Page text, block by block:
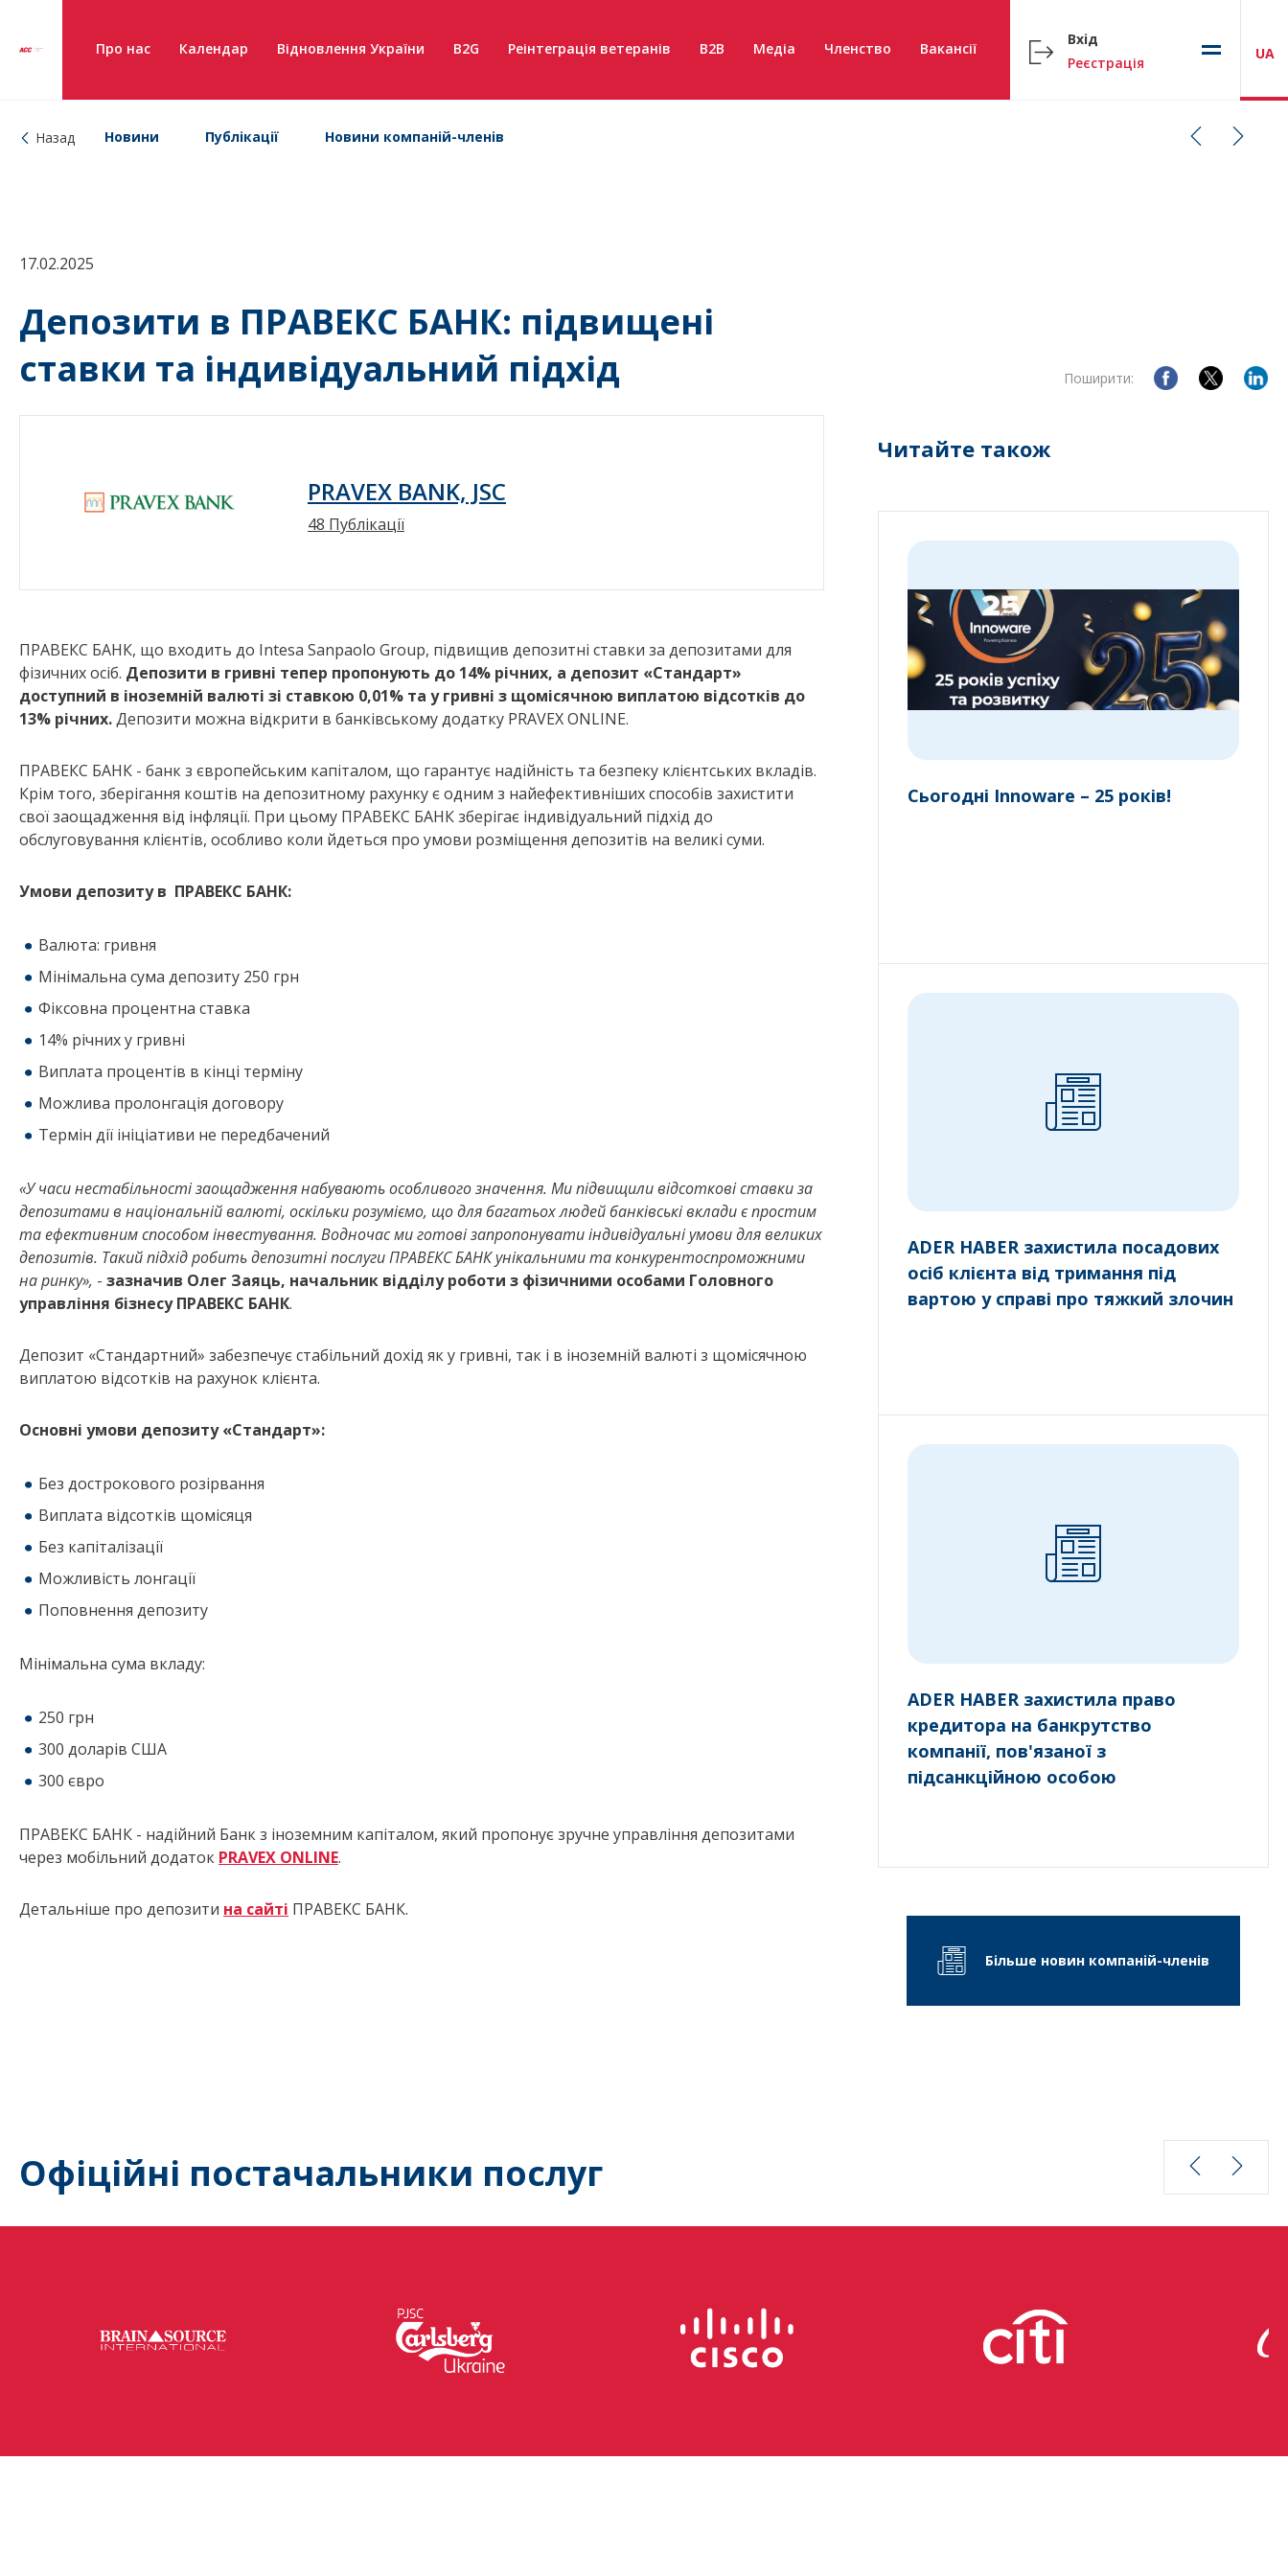
Про нас Календар Відновлення України B2G Реінтеграція ветеранів B2B Медіа Членство Вакансії
Вхід
Реєстрація
UA
Назад Новини Публікації Новини компаній-членів
17.02.2025
Депозити в ПРАВЕКС БАНК: підвищені
ставки та індивідуальний підхід
Поширити:
PRAVEX BANK, JSC
48 Публікації
ПРАВЕКС БАНК, що входить до Intesa Sanpaolo Group, підвищив депозитні ставки за депозитами для
фізичних осіб. Депозити в гривні тепер пропонують до 14% річних, а депозит «Стандарт»
доступний в іноземній валюті зі ставкою 0,01% та у гривні з щомісячною виплатою відсотків до
13% річних.Депозити можна відкрити в банківському додатку PRAVEX ONLINE.
ПРАВЕКС БАНК - банк з європейським капіталом, що гарантує надійність та безпеку клієнтських вкладів.
Крім того, зберігання коштів на депозитному рахунку є одним з найефективніших способів захистити
свої заощадження від інфляції. При цьому ПРАВЕКС БАНК зберігає індивідуальний підхід до
обслуговування клієнтів, особливо коли йдеться про умови розміщення депозитів на великі суми.
Умови депозиту в ПРАВЕКС БАНК:
Валюта: гривня
Мінімальна сума депозиту 250 грн
Фіксовна процентна ставка
14% річних у гривні
Виплата процентів в кінці терміну
Можлива пролонгація договору
Термін дії ініціативи не передбачений
«У часи нестабільності заощадження набувають особливого значення. Ми підвищили відсоткові ставки за
депозитами в національній валюті, оскільки розуміємо, що для багатьох людей банківські вклади є простим
та ефективним способом інвестування. Водночас ми готові запропонувати індивідуальні умови для великих
депозитів. Такий підхід робить депозитні послуги ПРАВЕКС БАНК унікальними та конкурентоспроможними
на ринку», - зазначив Олег Заяць, начальник відділу роботи з фізичними особами Головного
управління бізнесу ПРАВЕКС БАНК.
Депозит «Стандартний» забезпечує стабільний дохід як у гривні, так і в іноземній валюті з щомісячною
виплатою відсотків на рахунок клієнта.
Основні умови депозиту «Стандарт»:
Без дострокового розірвання
Виплата відсотків щомісяця
Без капіталізації
Можливість лонгації
Поповнення депозиту
Мінімальна сума вкладу:
250 грн
300 доларів США
300 євро
ПРАВЕКС БАНК - надійний Банк з іноземним капіталом, який пропонує зручне управління депозитами
через мобільний додаток PRAVEX ONLINE.
Детальніше про депозити на сайті ПРАВЕКС БАНК.
Читайте також
Сьогодні Innoware – 25 років!
ADER HABER захистила посадових
осіб клієнта від тримання під
вартою у справі про тяжкий злочин
ADER HABER захистила право
кредитора на банкрутство
компанії, пов'язаної з
підсанкційною особою
Більше новин компаній-членів
Офіційні постачальники послуг